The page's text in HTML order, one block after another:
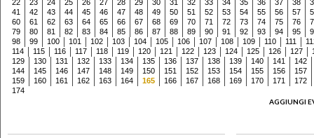
22 23 24 25 26 27 28 29 30 31 32 33 34 35 36 37 38
41
42 43 44 45 46 47 48 49 50 51 52 53 54 55 56 57
60
61 62 63 64 65 66 67 68 69 70 71 72 73 74 75 76
79
80 81 82 83 84 85 86 87 88 89 90 91 92 93 94 95
98
99 100 101 102 103 104 105 106 107 108 109 110 111
114
115 116 117 118 119 120 121 122 123 124 125 126 127
129
130 131 132 133 134 135 136 137 138 139 140 141
142
144
145 146 147 148 149 150 151 152 153 154 155 156
157
159
160 161 162 163 164 165 166 167 168 169 170 171
172
174
AGGIUNGI